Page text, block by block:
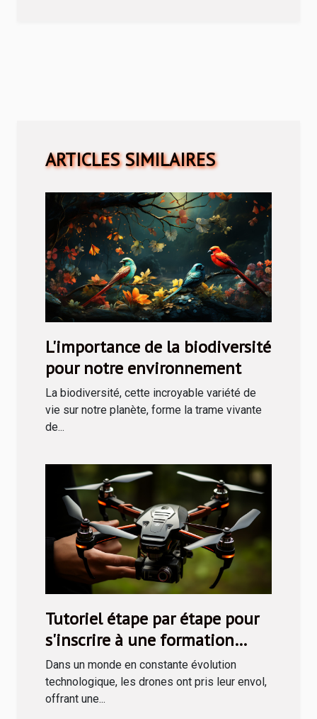
ARTICLES SIMILAIRES
L'importance de la biodiversité
pour notre environnement
La biodiversité, cette incroyable variété de
vie sur notre planète, forme la trame vivante
de...
Tutoriel étape par étape pour
s'inscrire à une formation
drone via le CPF
Dans un monde en constante évolution
technologique, les drones ont pris leur envol,
offrant une...